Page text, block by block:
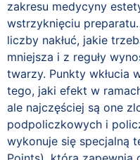
zakresu medycyny
wstrzyknięciu
liczby nakłuć, jakie
mniejsza i z reguły
twarzy. Punkty wkłucia
tego, jaki efekt w
ale najczęściej są one
podpoliczkowych i
wykonuje się specjalną